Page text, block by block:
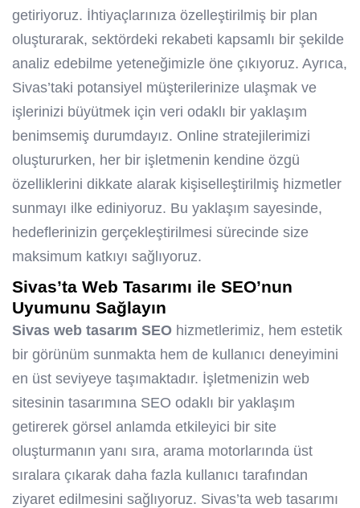
getiriyoruz. İhtiyaçlarınıza özelleştirilmiş bir plan
oluşturarak, sektördeki rekabeti kapsamlı bir şekilde
analiz edebilme yeteneğimizle öne çıkıyoruz. Ayrıca,
Sivas’taki potansiyel müşterilerinize ulaşmak ve
işlerinizi büyütmek için veri odaklı bir yaklaşım
benimsemiş durumdayız. Online stratejilerimizi
oluştururken, her bir işletmenin kendine özgü
özelliklerini dikkate alarak kişiselleştirilmiş hizmetler
sunmayı ilke ediniyoruz. Bu yaklaşım sayesinde,
hedeflerinizin gerçekleştirilmesi sürecinde size
maksimum katkıyı sağlıyoruz.
Sivas’ta Web Tasarımı ile SEO’nun
Uyumunu Sağlayın
Sivas web tasarım SEO hizmetlerimiz, hem estetik
bir görünüm sunmakta hem de kullanıcı deneyimini
en üst seviyeye taşımaktadır. İşletmenizin web
sitesinin tasarımına SEO odaklı bir yaklaşım
getirerek görsel anlamda etkileyici bir site
oluşturmanın yanı sıra, arama motorlarında üst
sıralara çıkarak daha fazla kullanıcı tarafından
ziyaret edilmesini sağlıyoruz. Sivas’ta web tasarımı